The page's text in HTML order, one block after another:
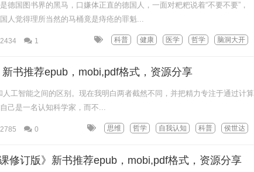
德国图书界的黑马，口嫌体正直的德国人，一面对粑粑说着“不要不要”，
人觉得理所当然的马桶竟是痔疮的罪魁...
2434 1 科普 健康 医学 哲学 脑洞大开
新书推荐epub，mobi,pdf格式，资源分享
工智能之间的区别。现在我明白两者截然不同，并把精力专注于通过计算
己是一名认知科学家，而不...
2785 0 思维 哲学 自我认知 科普 侯世达
修订版》新书推荐epub，mobi,pdf格式，资源分享